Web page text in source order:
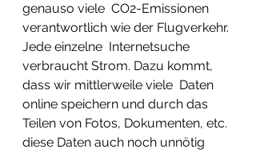
genauso viele  CO2-Emissionen
verantwortlich wie der Flugverkehr.
Jede einzelne  Internetsuche
verbraucht Strom. Dazu kommt,
dass wir mittlerweile viele  Daten
online speichern und durch das
Teilen von Fotos, Dokumenten, etc.
diese Daten auch noch unnötig